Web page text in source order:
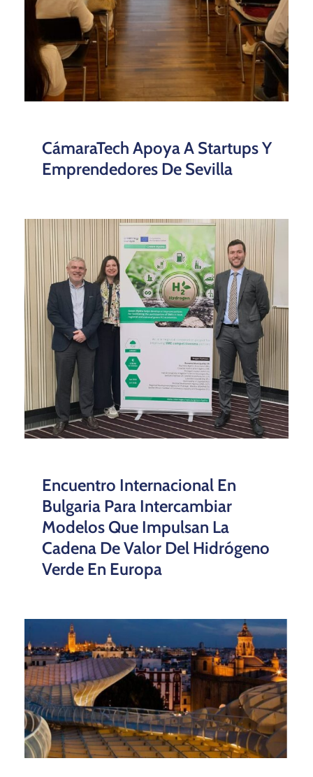
CámaraTech Apoya A Startups Y
Emprendedores De Sevilla
Encuentro Internacional En
Bulgaria Para Intercambiar
Modelos Que Impulsan La
Cadena De Valor Del Hidrógeno
Verde En Europa